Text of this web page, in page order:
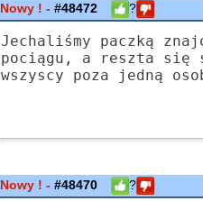
Nowy ! -#48472 ?
Jechaliśmy paczką
pociągu, a reszta się
wszyscy poza jedną
Nowy ! -#48470 ?